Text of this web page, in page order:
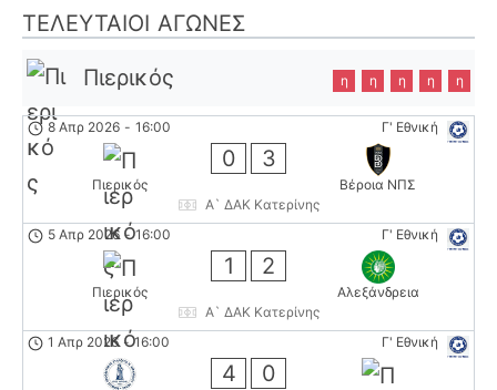
ΤΕΛΕΥΤΑΊΟΙ ΑΓΏΝΕΣ
Πιερικός η η η η η
Γ' Εθνική
8 Απρ 2026 - 16:00
Πιερικός
0 3
Βέροια ΝΠΣ
Α` ΔΑΚ Κατερίνης
Γ' Εθνική
5 Απρ 2026 - 16:00
Πιερικός
1 2
Αλεξάνδρεια
Α` ΔΑΚ Κατερίνης
Γ' Εθνική
1 Απρ 2026 - 16:00
4 0